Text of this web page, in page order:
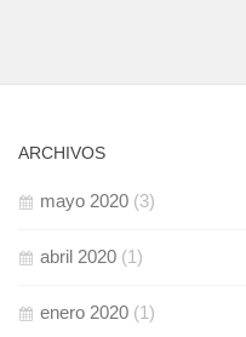
ARCHIVOS
mayo 2020 (3)
abril 2020 (1)
enero 2020 (1)